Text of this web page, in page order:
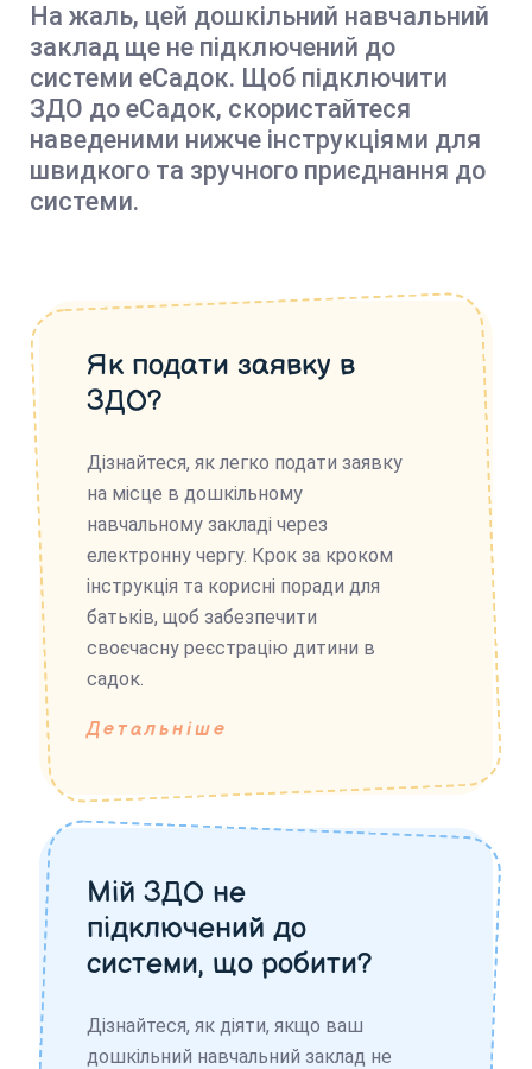
На жаль, цей дошкільний навчальний
заклад ще не підключений до
системи еСадок. Щоб підключити
ЗДО до еСадок, скористайтеся
наведеними нижче інструкціями для
швидкого та зручного приєднання до
системи.
Як подати заявку в
ЗДО?
Дізнайтеся, як легко подати заявку
на місце в дошкільному
навчальному закладі через
електронну чергу. Крок за кроком
інструкція та корисні поради для
батьків, щоб забезпечити
своєчасну реєстрацію дитини в
садок.
Детальніше
Мій ЗДО не
підключений до
системи, що робити?
Дізнайтеся, як діяти, якщо ваш
дошкільний навчальний заклад не